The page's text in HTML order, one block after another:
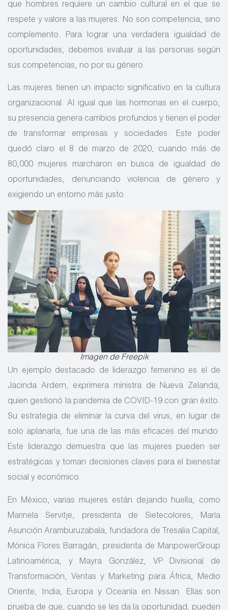
que hombres requiere un cambio cultural en el que se
respete y valore a las mujeres. No son competencia, sino
complemento. Para lograr una verdadera igualdad de
oportunidades, debemos evaluar a las personas según
sus competencias, no por su género.
Las mujeres tienen un impacto significativo en la cultura
organizacional. Al igual que las hormonas en el cuerpo,
su presencia genera cambios profundos y tienen el poder
de transformar empresas y sociedades. Este poder
quedó claro el 8 de marzo de 2020, cuando más de
80,000 mujeres marcharon en busca de igualdad de
oportunidades, denunciando violencia de género y
exigiendo un entorno más justo.
Imagen de Freepik
Un ejemplo destacado de liderazgo femenino es el de
Jacinda Ardern, exprimera ministra de Nueva Zelanda,
quien gestionó la pandemia de COVID-19 con gran éxito.
Su estrategia de eliminar la curva del virus, en lugar de
solo aplanarla, fue una de las más eficaces del mundo.
Este liderazgo demuestra que las mujeres pueden ser
estratégicas y toman decisiones claves para el bienestar
social y económico.
En México, varias mujeres están dejando huella, como
Marinela Servitje, presidenta de Sietecolores, María
Asunción ­Aramburuzabala, fundadora de Tresalia Capital,
­Mónica Flores Barragán, presidenta de ManpowerGroup
Latinoamérica, y Mayra González, VP Divisional de
Transformación, Ventas y Marketing para África, Medio
Oriente, India, Europa y Oceanía en Nissan. Ellas son
prueba de que, cuando se les da la oportunidad, pueden